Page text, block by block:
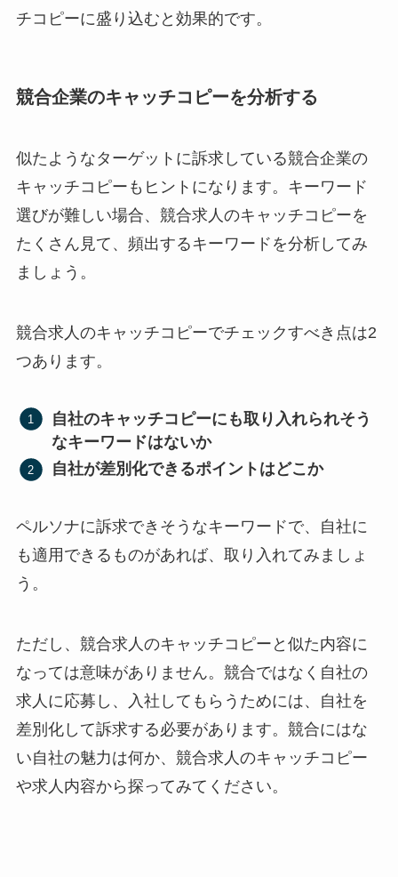
チコピーに盛り込むと効果的です。
競合企業のキャッチコピーを分析する
似たようなターゲットに訴求している競合企業の
キャッチコピーもヒントになります。キーワード
選びが難しい場合、競合求人のキャッチコピーを
たくさん見て、頻出するキーワードを分析してみ
ましょう。
競合求人のキャッチコピーでチェックすべき点は2
つあります。
自社のキャッチコピーにも取り入れられそう
なキーワードはないか
自社が差別化できるポイントはどこか
ペルソナに訴求できそうなキーワードで、自社に
も適用できるものがあれば、取り入れてみましょ
う。
ただし、競合求人のキャッチコピーと似た内容に
なっては意味がありません。競合ではなく自社の
求人に応募し、入社してもらうためには、自社を
差別化して訴求する必要があります。競合にはな
い自社の魅力は何か、競合求人のキャッチコピー
や求人内容から探ってみてください。